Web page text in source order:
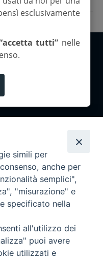
esclusivamente
tutti” nelle
simili per
anche per
semplici",
"misurazione" e
specificato nella
all'utilizzo dei
puoi avere
utilizzati e